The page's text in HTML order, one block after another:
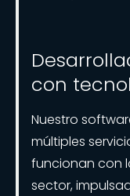
con
Nuestro
múltiples
funcionan con
sector,